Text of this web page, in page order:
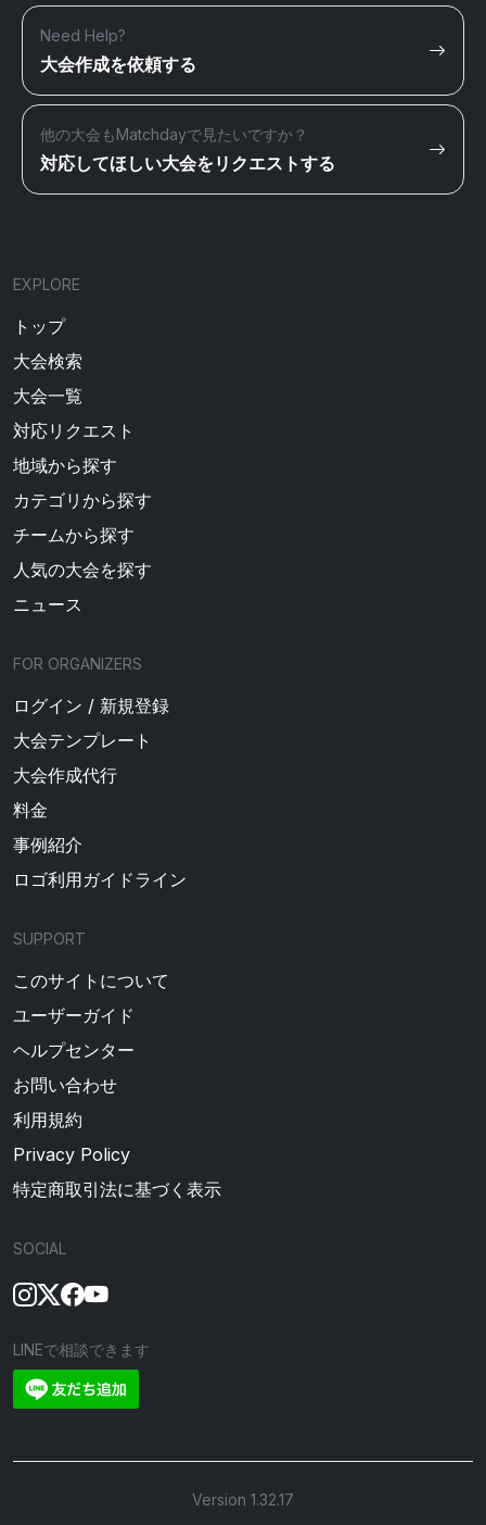
Need Help?
大会作成を依頼する
他の大会もMatchdayで見たいですか？
対応してほしい大会をリクエストする
EXPLORE
トップ
大会検索
大会一覧
対応リクエスト
地域から探す
カテゴリから探す
チームから探す
人気の大会を探す
ニュース
FOR ORGANIZERS
ログイン / 新規登録
大会テンプレート
大会作成代行
料金
事例紹介
ロゴ利用ガイドライン
SUPPORT
このサイトについて
ユーザーガイド
ヘルプセンター
お問い合わせ
利用規約
Privacy Policy
特定商取引法に基づく表示
SOCIAL
LINEで相談できます
Version 1.32.17